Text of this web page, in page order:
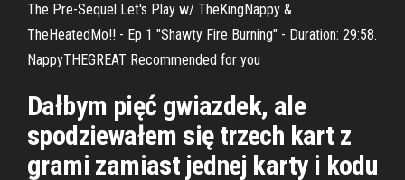
The Pre-Sequel Let's Play w/ TheKingNappy &
TheHeatedMo!! - Ep 1 "Shawty Fire Burning" - Duration: 29:58.
NappyTHEGREAT Recommended for you
Dałbym pięć gwiazdek, ale
spodziewałem się trzech kart z
grami zamiast jednej karty i kodu